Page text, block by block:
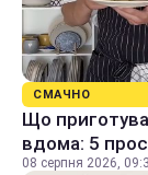
СМАЧНО
Що
вдома: 5
08 серпня 2026,